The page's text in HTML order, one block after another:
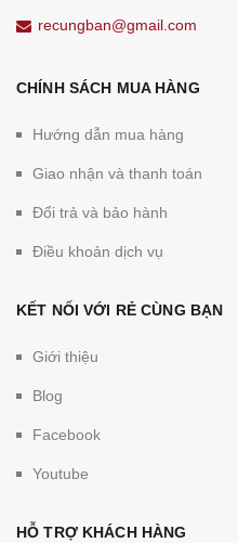
recungban@gmail.com
CHÍNH SÁCH MUA HÀNG
Hướng dẫn mua hàng
Giao nhận và thanh toán
Đổi trả và bảo hành
Điều khoản dịch vụ
KẾT NỐI VỚI RẺ CÙNG BẠN
Giới thiệu
Blog
Facebook
Youtube
HỖ TRỢ KHÁCH HÀNG